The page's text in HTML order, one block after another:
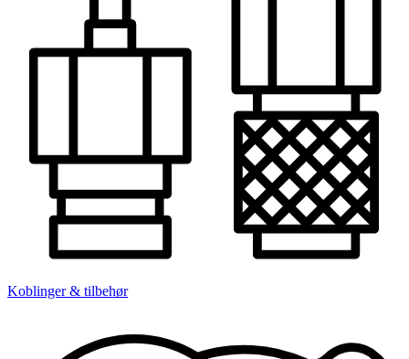
Koblinger & tilbehør